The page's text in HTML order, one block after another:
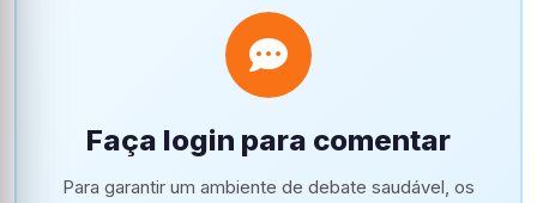
Faça login para comentar
Para garantir um ambiente de debate saudável, os